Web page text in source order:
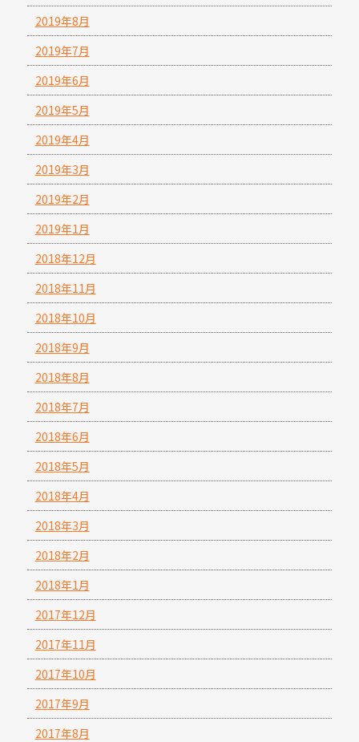
2019年8月
2019年7月
2019年6月
2019年5月
2019年4月
2019年3月
2019年2月
2019年1月
2018年12月
2018年11月
2018年10月
2018年9月
2018年8月
2018年7月
2018年6月
2018年5月
2018年4月
2018年3月
2018年2月
2018年1月
2017年12月
2017年11月
2017年10月
2017年9月
2017年8月